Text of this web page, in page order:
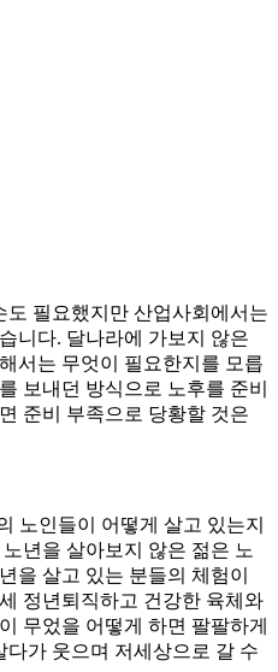
필요했지만 산업사회에서는
니다. 달나라에 가보지 않은
서는 무엇이 필요한지를 모릅
보내던 방식으로 노후를 준비
준비 부족으로 당황할 것은
노인들이 어떻게 살고 있는지
년을 살아보지 않은 젊은 노
을 살고 있는 분들의 체험이
정년퇴직하고 건강한 육체와
무었을 어떻게 하면 팔팔하게
다가 웃으며 저세상으로 갈 수